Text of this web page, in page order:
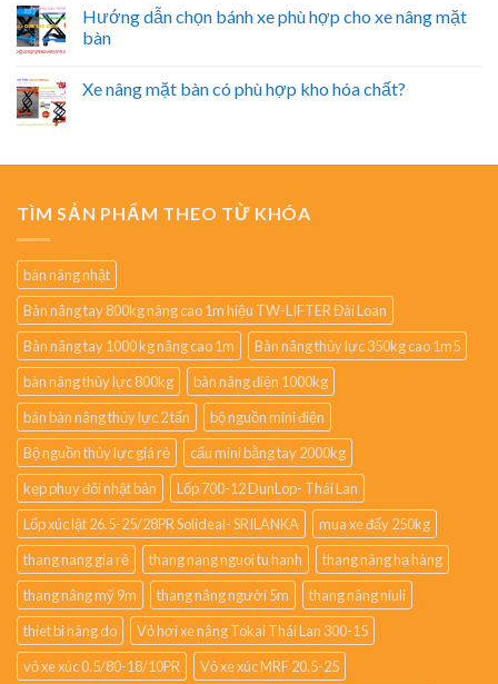
Hướng dẫn chọn bánh xe phù hợp cho xe nâng mặt
bàn
Xe nâng mặt bàn có phù hợp kho hóa chất?
TÌM SẢN PHẨM THEO TỪ KHÓA
bàn nâng nhật
Bàn nâng tay 800kg nâng cao 1m hiệu TW-LIFTER Đài Loan
Bàn nâng tay 1000 kg nâng cao 1m
Bàn nâng thủy lực 350kg cao 1m5
bàn nâng thủy lực 800kg
bàn nâng điện 1000kg
bán bàn nâng thủy lực 2 tấn
bộ nguồn mini điện
Bộ nguồn thủy lực giá rẻ
cẩu mini bằng tay 2000kg
kẹp phuy đôi nhật bản
Lốp 700-12 DunLop- Thái Lan
Lốp xúc lật 26.5-25/28PR Solideal- SRILANKA
mua xe đẩy 250kg
thang nang gia rẻ
thang nang nguoi tu hanh
thang nâng hạ hàng
thang nâng mỹ 9m
thang nâng người 5m
thang nâng niuli
thiet bi nâng do
Vỏ hơi xe nâng Tokai Thái Lan 300-15
vỏ xe xúc 0.5/80-18/10PR
Vỏ xe xúc MRF 20.5-25